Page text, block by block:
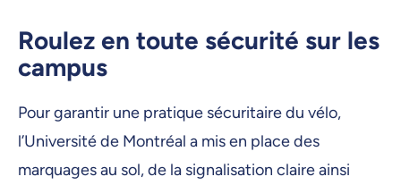
Roulez en toute sécurité sur les
campus
Pour garantir une pratique sécuritaire du vélo,
l’Université de Montréal a mis en place des
marquages au sol, de la signalisation claire ainsi